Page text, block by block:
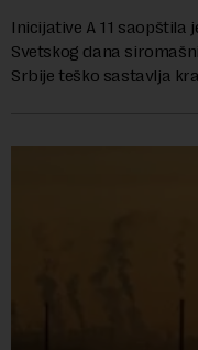
Inicijative A 11 saopštila
Svetskog dana
Srbije teško sastavlja